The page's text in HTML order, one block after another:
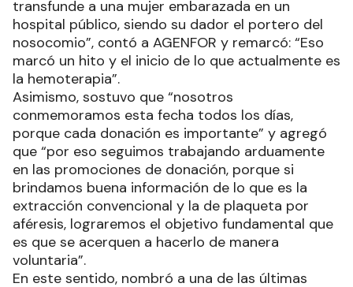
transfunde a una mujer embarazada en un
hospital público, siendo su dador el portero del
nosocomio”, contó a AGENFOR y remarcó: “Eso
marcó un hito y el inicio de lo que actualmente es
la hemoterapia”.
Asimismo, sostuvo que “nosotros
conmemoramos esta fecha todos los días,
porque cada donación es importante” y agregó
que “por eso seguimos trabajando arduamente
en las promociones de donación, porque si
brindamos buena información de lo que es la
extracción convencional y la de plaqueta por
aféresis, lograremos el objetivo fundamental que
es que se acerquen a hacerlo de manera
voluntaria”.
En este sentido, nombró a una de las últimas